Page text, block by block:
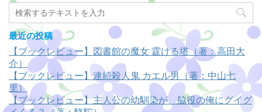
最近の投稿
【ブックレビュー】図書館の魔女 霆ける塔（著：高田大
介）
【ブックレビュー】連続殺人鬼 カエル男（著：中山七
里）
【ブックレビュー】主人公の幼馴染が、脇役の俺にグイグ